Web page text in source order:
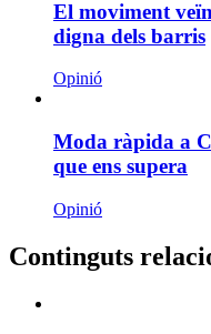
El moviment
digna dels barris
Opinió
Moda ràpida a
que ens supera
Opinió
Continguts